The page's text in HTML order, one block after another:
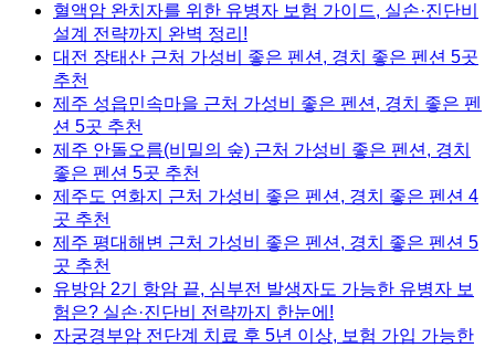
혈액암 완치자를 위한 유병자 보험 가이드, 실손·진단비
설계 전략까지 완벽 정리!
대전 장태산 근처 가성비 좋은 펜션, 경치 좋은 펜션 5곳
추천
제주 성읍민속마을 근처 가성비 좋은 펜션, 경치 좋은 펜
션 5곳 추천
제주 안돌오름(비밀의 숲) 근처 가성비 좋은 펜션, 경치
좋은 펜션 5곳 추천
제주도 연화지 근처 가성비 좋은 펜션, 경치 좋은 펜션 4
곳 추천
제주 평대해변 근처 가성비 좋은 펜션, 경치 좋은 펜션 5
곳 추천
유방암 2기 항암 끝, 심부전 발생자도 가능한 유병자 보
험은? 실손·진단비 전략까지 한눈에!
자궁경부암 전단계 치료 후 5년 이상, 보험 가입 가능한